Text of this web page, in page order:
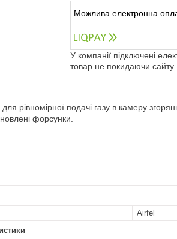
У компанії підключені
товар не покидаючи сайту.
рівномірної подачі газу в камеру
форсунки.
Airfel